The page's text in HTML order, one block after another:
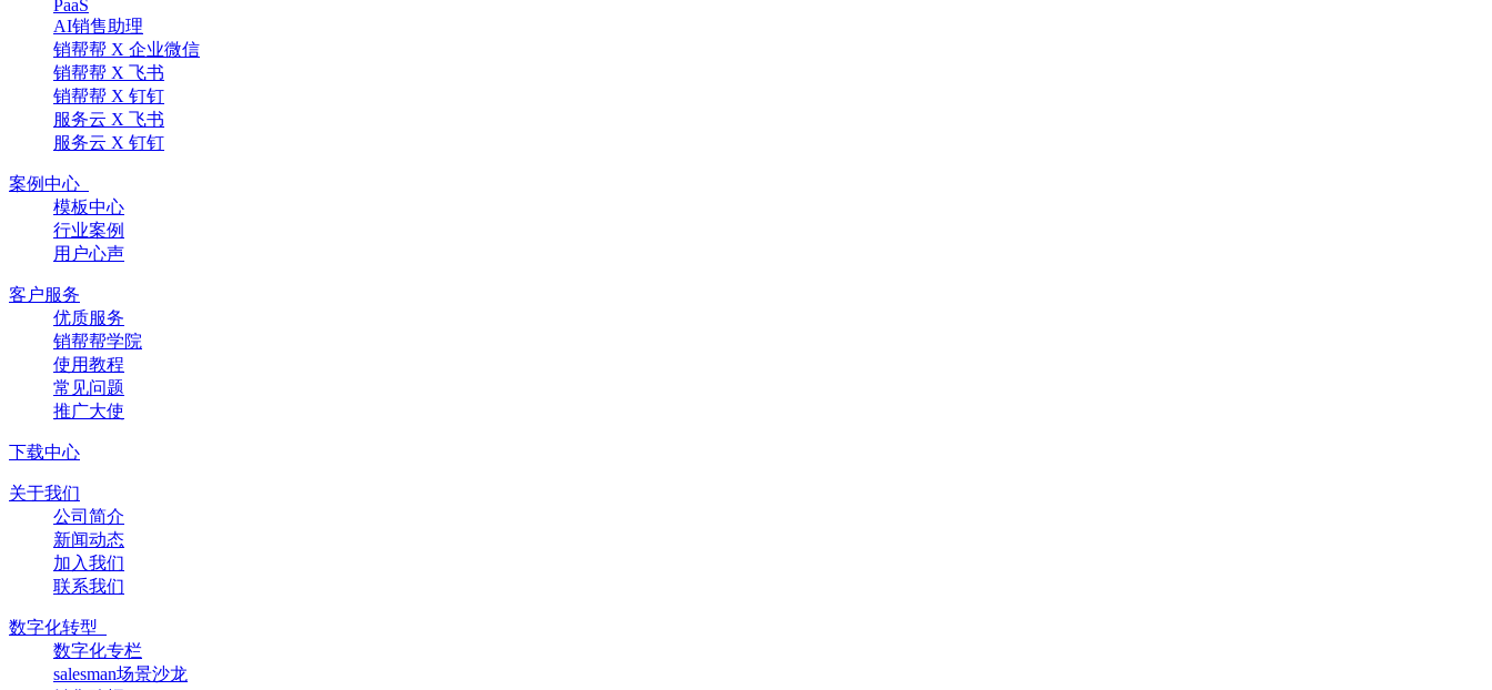
PaaS
AI销售助理
销帮帮 X 企业微信
销帮帮 X 飞书
销帮帮 X 钉钉
服务云 X 飞书
服务云 X 钉钉
案例中心
模板中心
行业案例
用户心声
客户服务
优质服务
销帮帮学院
使用教程
常见问题
推广大使
下载中心
关于我们
公司简介
新闻动态
加入我们
联系我们
数字化转型
数字化专栏
salesman场景沙龙